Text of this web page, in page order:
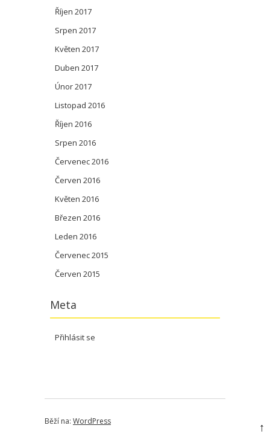
Říjen 2017
Srpen 2017
Květen 2017
Duben 2017
Únor 2017
Listopad 2016
Říjen 2016
Srpen 2016
Červenec 2016
Červen 2016
Květen 2016
Březen 2016
Leden 2016
Červenec 2015
Červen 2015
Meta
Přihlásit se
Běží na: WordPress ↑